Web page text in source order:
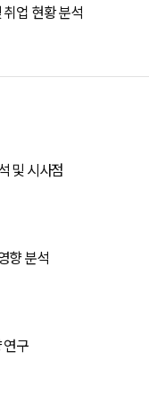
업 현황 분석
및 시사점
향 분석
연구